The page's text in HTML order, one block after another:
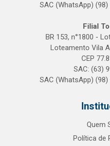
SAC (WhatsApp)
Filial
BR 153, n°1800 -
Loteamento Vila
CEP
SAC: (63)
SAC (WhatsApp)
Quem
Política de